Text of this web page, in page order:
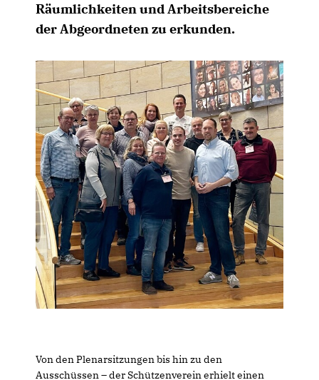
Räumlichkeiten und Arbeitsbereiche
der Abgeordneten zu erkunden.
Von den Plenarsitzungen bis hin zu den
Ausschüssen – der Schützenverein erhielt einen